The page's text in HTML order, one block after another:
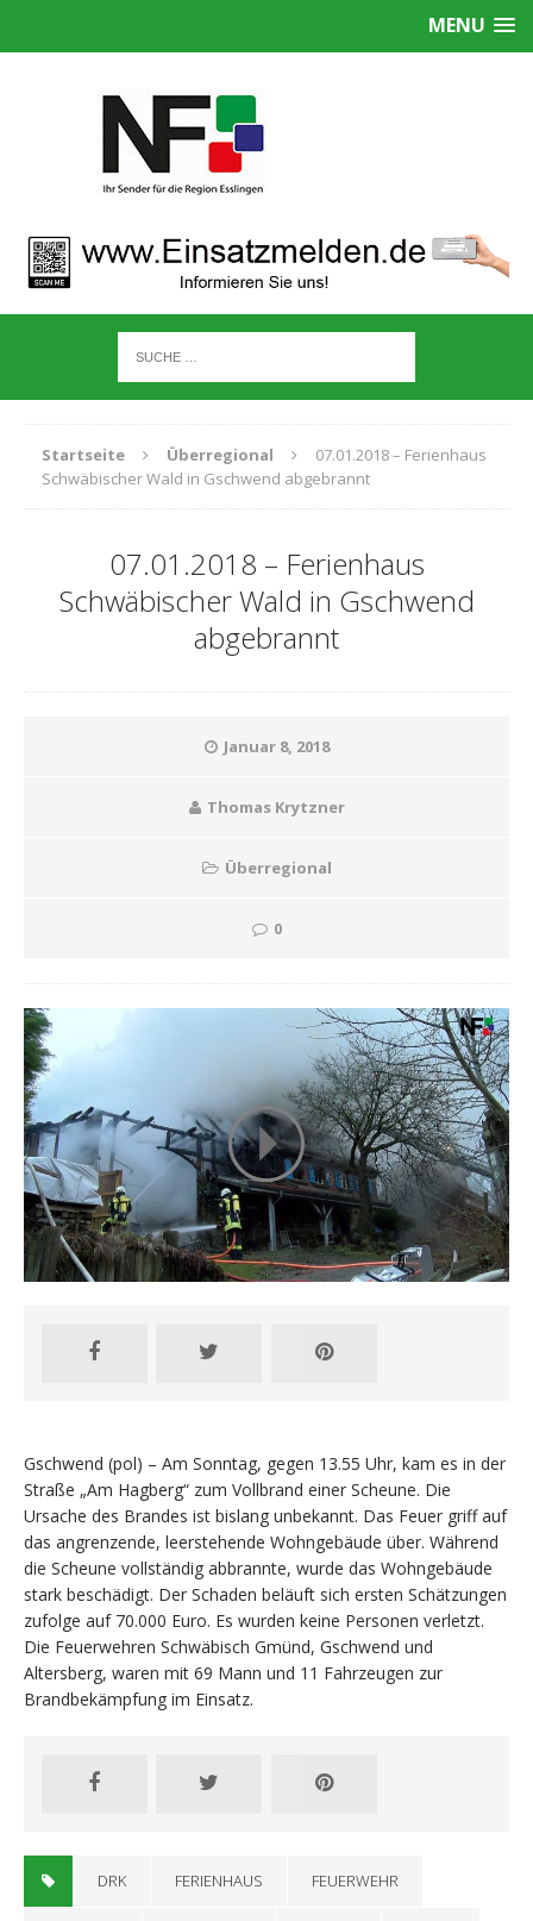
MENU
Startseite Überregional
07.01.2018 – Ferienhaus
Schwäbischer Wald in Gschwend abgebrannt
07.01.2018 – Ferienhaus
Schwäbischer Wald in Gschwend
abgebrannt
Januar 8, 2018
Thomas Krytzner
Überregional
0
Gschwend (pol) – Am Sonntag, gegen 13.55 Uhr, kam es in der
Straße „Am Hagberg“ zum Vollbrand einer Scheune. Die
Ursache des Brandes ist bislang unbekannt. Das Feuer griff auf
das angrenzende, leerstehende Wohngebäude über. Während
die Scheune vollständig abbrannte, wurde das Wohngebäude
stark beschädigt. Der Schaden beläuft sich ersten Schätzungen
zufolge auf 70.000 Euro. Es wurden keine Personen verletzt.
Die Feuerwehren Schwäbisch Gmünd, Gschwend und
Altersberg, waren mit 69 Mann und 11 Fahrzeugen zur
Brandbekämpfung im Einsatz.
DRK FERIENHAUS FEUERWEHR